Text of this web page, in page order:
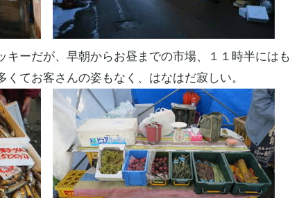
キーだが、早朝からお昼までの市場、１１時半にはも
てお客さんの姿もなく、はなはだ寂しい。